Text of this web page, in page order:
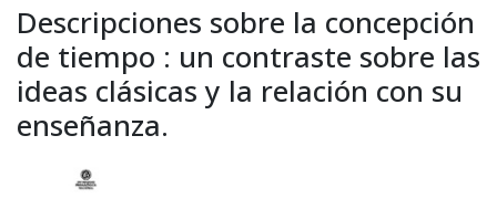
Descripciones sobre la concepción
de tiempo : un contraste sobre las
ideas clásicas y la relación con su
enseñanza.